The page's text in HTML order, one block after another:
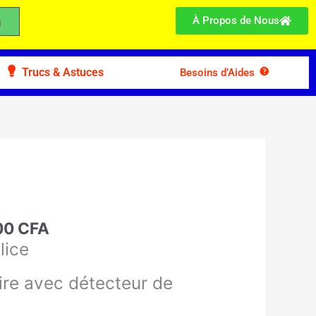
À Propos de Nous
Trucs & Astuces Besoins d’Aides
CFA.
CFA
avec détecteur de